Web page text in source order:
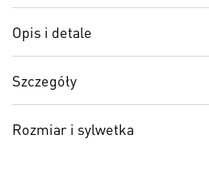
Opis i detale
Szczegóły
Rozmiar i sylwetka